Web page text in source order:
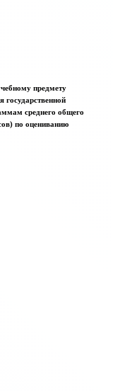
предмету
государственной
среднего общего
по оцениванию